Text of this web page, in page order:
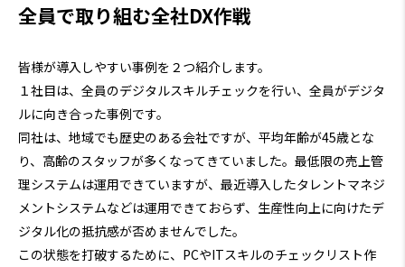
全員で取り組む全社DX作戦
皆様が導入しやすい事例を２つ紹介します。
１社目は、全員のデジタルスキルチェックを行い、全員がデジタ
ルに向き合った事例です。
同社は、地域でも歴史のある会社ですが、平均年齢が45歳とな
り、高齢のスタッフが多くなってきていました。最低限の売上管
理システムは運用できていますが、最近導入したタレントマネジ
メントシステムなどは運用できておらず、生産性向上に向けたデ
ジタル化の抵抗感が否めませんでした。
この状態を打破するために、PCやITスキルのチェックリスト作